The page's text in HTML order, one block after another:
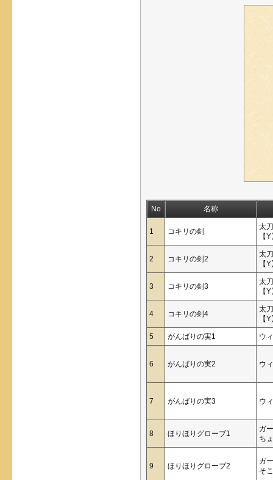
No 名称
1 コキリの剣
太
【
2 コキリの剣2
太
【
3 コキリの剣3
太
【
4 コキリの剣4
太
【
5 がんばりの実1 ウ
6 がんばりの実2 ウ
7 がんばりの実3 ウ
8 ほりほりグローブ1
ガ
ち
9 ほりほりグローブ2
ガ
そ